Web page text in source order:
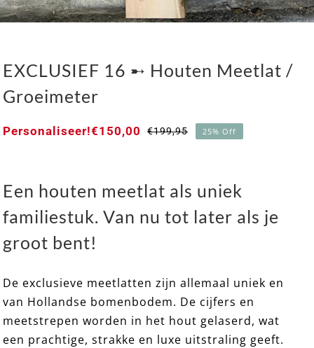
EXCLUSIEF 16 ➸ Houten Meetlat /
Groeimeter
€199,95Oorspronkelijke
€150,00
Huidige
Personaliseer! 25% Off
Een houten meetlat als uniek
familiestuk. Van nu tot later als je
groot bent!
De exclusieve meetlatten zijn allemaal uniek en
van Hollandse bomenbodem. De cijfers en
meetstrepen worden in het hout gelaserd, wat
een prachtige, strakke en luxe uitstraling geeft.